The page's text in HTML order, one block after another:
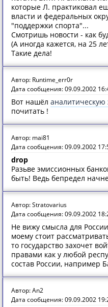
которые Л. практиковал
власти и федеральных
"поддержки спорта"...
Смотришь новости - как
(А иногда кажется, на 25
Такие дела!
Автор: Runtime_err0r
Дата сообщения: 09.09.2002
Вот нашёл аналитическую
почитать !
Автор: mai81
Дата сообщения: 09.09.2002
drop
Разьве эмиссионных
быть! Ведь бепредел
Автор: Stratovarius
Дата сообщения: 09.09.2002
Не вижу смысла для
моему стоит
то государство захочет
правами как у любой
состав России, например
Автор: An2
Дата сообщения: 09.09.2002